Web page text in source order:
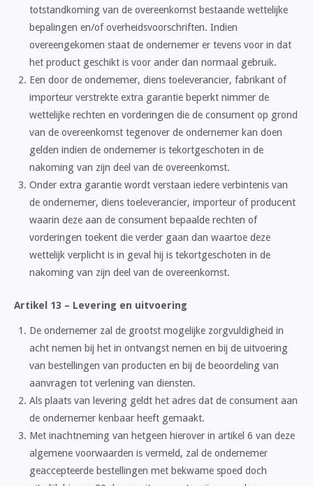
totstandkoming van de overeenkomst bestaande wettelijke
bepalingen en/of overheidsvoorschriften. Indien
overeengekomen staat de ondernemer er tevens voor in dat
het product geschikt is voor ander dan normaal gebruik.
Een door de ondernemer, diens toeleverancier, fabrikant of
importeur verstrekte extra garantie beperkt nimmer de
wettelijke rechten en vorderingen die de consument op grond
van de overeenkomst tegenover de ondernemer kan doen
gelden indien de ondernemer is tekortgeschoten in de
nakoming van zijn deel van de overeenkomst.
Onder extra garantie wordt verstaan iedere verbintenis van
de ondernemer, diens toeleverancier, importeur of producent
waarin deze aan de consument bepaalde rechten of
vorderingen toekent die verder gaan dan waartoe deze
wettelijk verplicht is in geval hij is tekortgeschoten in de
nakoming van zijn deel van de overeenkomst.
Artikel 13 – Levering en uitvoering
De ondernemer zal de grootst mogelijke zorgvuldigheid in
acht nemen bij het in ontvangst nemen en bij de uitvoering
van bestellingen van producten en bij de beoordeling van
aanvragen tot verlening van diensten.
Als plaats van levering geldt het adres dat de consument aan
de ondernemer kenbaar heeft gemaakt.
Met inachtneming van hetgeen hierover in artikel 6 van deze
algemene voorwaarden is vermeld, zal de ondernemer
geaccepteerde bestellingen met bekwame spoed doch